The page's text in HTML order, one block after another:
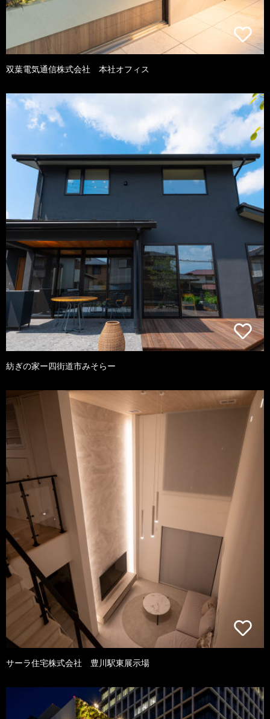
双葉電気通信株式会社 本社オフィス
紡ぎの家ー四街道市みそらー
サーラ住宅株式会社 豊川駅東展示場